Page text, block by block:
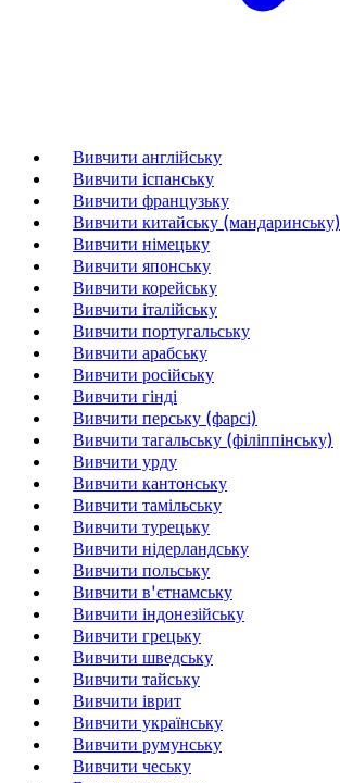
Вивчити англійську
Вивчити іспанську
Вивчити французьку
Вивчити китайську (мандаринську)
Вивчити німецьку
Вивчити японську
Вивчити корейську
Вивчити італійську
Вивчити португальську
Вивчити арабську
Вивчити російську
Вивчити гінді
Вивчити перську (фарсі)
Вивчити тагальську (філіппінську)
Вивчити урду
Вивчити кантонську
Вивчити тамільську
Вивчити турецьку
Вивчити нідерландську
Вивчити польську
Вивчити в'єтнамську
Вивчити індонезійську
Вивчити грецьку
Вивчити шведську
Вивчити тайську
Вивчити іврит
Вивчити українську
Вивчити румунську
Вивчити чеську